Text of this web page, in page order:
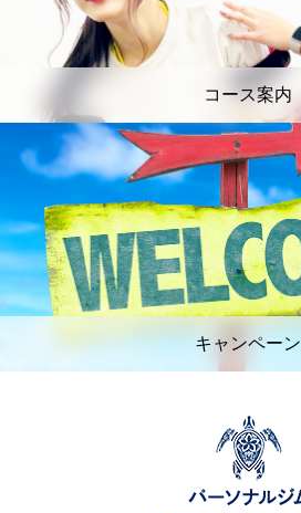
コース案内
キャンペーン